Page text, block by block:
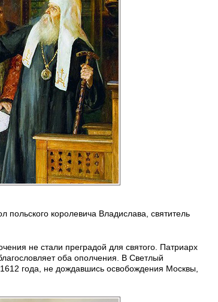
королевича Владислава, святитель
не стали преградой для святого. Патриарх
оба ополчения. В Светлый
года, не дождавшись освобождения Москвы,